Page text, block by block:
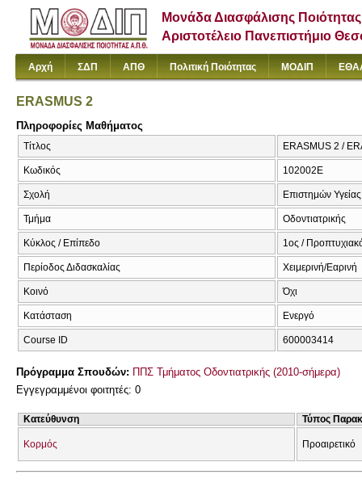
Μονάδα Διασφάλισης Ποιότητας
Αριστοτέλειο Πανεπιστήμιο
Αρχή ΣΔΠ ΑΠΘ Πολιτική Ποιότητας ΜΟΔΙΠ
ERASMUS 2
Πληροφορίες Μαθήματος
Τίτλος ERASMUS 2 /
Κωδικός 102002E
Σχολή Επιστημών Υγείας
Τμήμα Οδοντιατρικής
Κύκλος / Επίπεδο 1ος /
Περίοδος Διδασκαλίας Χειμερινή/Εαρινή
Κοινό Όχι
Κατάσταση Ενεργό
Course ID 600003414
Πρόγραμμα Σπουδών: ΠΠΣ Τμήματος Οδοντιατρικής (2010-σήμερα)
Εγγεγραμμένοι φοιτητές: 0
Κατεύθυνση Τύπος
Κορμός Προαιρετικό